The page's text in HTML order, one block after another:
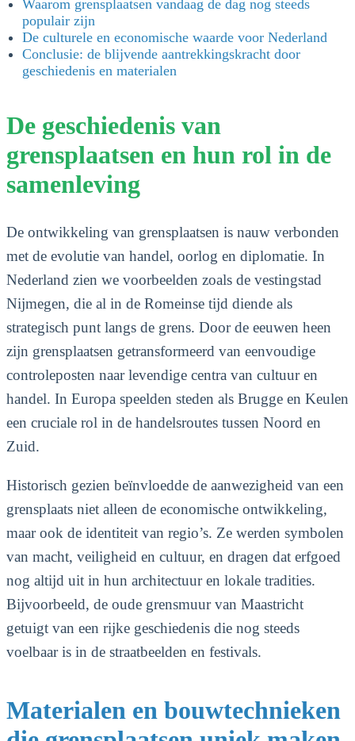
Waarom grensplaatsen vandaag de dag nog steeds
populair zijn
De culturele en economische waarde voor Nederland
Conclusie: de blijvende aantrekkingskracht door
geschiedenis en materialen
De geschiedenis van
grensplaatsen en hun rol in de
samenleving
De ontwikkeling van grensplaatsen is nauw verbonden
met de evolutie van handel, oorlog en diplomatie. In
Nederland zien we voorbeelden zoals de vestingstad
Nijmegen, die al in de Romeinse tijd diende als
strategisch punt langs de grens. Door de eeuwen heen
zijn grensplaatsen getransformeerd van eenvoudige
controleposten naar levendige centra van cultuur en
handel. In Europa speelden steden als Brugge en Keulen
een cruciale rol in de handelsroutes tussen Noord en
Zuid.
Historisch gezien beïnvloedde de aanwezigheid van een
grensplaats niet alleen de economische ontwikkeling,
maar ook de identiteit van regio’s. Ze werden symbolen
van macht, veiligheid en cultuur, en dragen dat erfgoed
nog altijd uit in hun architectuur en lokale tradities.
Bijvoorbeeld, de oude grensmuur van Maastricht
getuigt van een rijke geschiedenis die nog steeds
voelbaar is in de straatbeelden en festivals.
Materialen en bouwtechnieken